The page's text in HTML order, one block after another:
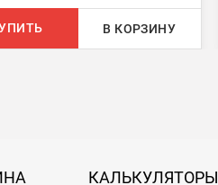
В КОРЗИНУ
КАЛЬКУЛЯТОРЫ